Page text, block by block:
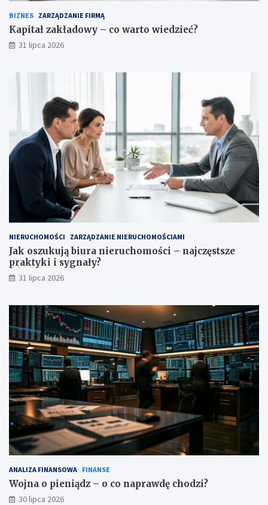
BIZNES ZARZĄDZANIE FIRMĄ
Kapitał zakładowy – co warto wiedzieć?
31 lipca 2026
NIERUCHOMOŚCI ZARZĄDZANIE NIERUCHOMOŚCIAMI
Jak oszukują biura nieruchomości – najczęstsze
praktyki i sygnały?
31 lipca 2026
ANALIZA FINANSOWA FINANSE
Wojna o pieniądz – o co naprawdę chodzi?
30 lipca 2026